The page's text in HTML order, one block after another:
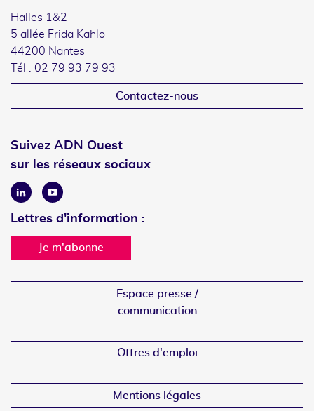
Halles 1&2
5 allée Frida Kahlo
44200 Nantes
Tél : 02 79 93 79 93
Contactez-nous
Suivez ADN Ouest
sur les réseaux sociaux
LinkedinYoutube
Lettres d'information :
Je m'abonne
Espace presse /
communication
Offres d'emploi
Mentions légales